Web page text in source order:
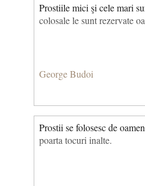
Prostiile mici şi cele mari
colosale le sunt rezervate
George Budoi
Prostii se folosesc de
poarta tocuri inalte.